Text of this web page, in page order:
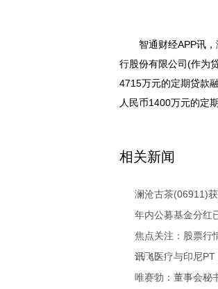
智通财经APP讯
行股份有限公司(作为
4715万元的定期贷款
人民币1400万元的定
相关新闻
澜沧古茶(06911)
年内公募基金分红
焦点关注：股票行
19:45
讯飞医疗与印尼
唯赛勃：董事会秘